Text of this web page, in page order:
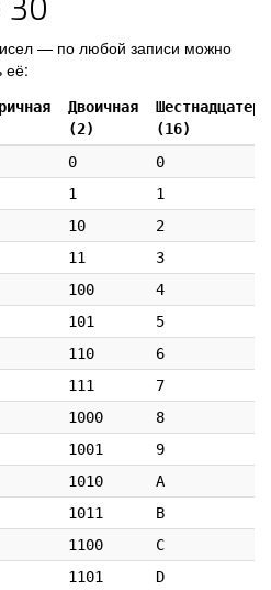
— по любой записи можно
её:
Двоичная
(2)
(16)
0
0
1
1
10
2
11
3
100
4
101
5
110
6
111
7
1000
8
1001
9
1010
A
1011
B
1100
C
1101
D